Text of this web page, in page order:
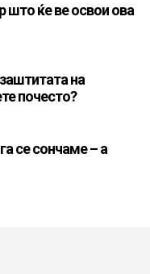
што ќе ве освои ова
на
почесто?
се сончаме – а